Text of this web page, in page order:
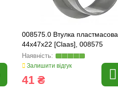
008575.0 Втулка пластмасова
44x47x22 [Claas], 008575
Залишити відгук
41 ₴